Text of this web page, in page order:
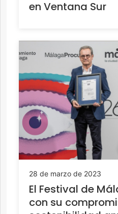
en Ventana Sur
28 de marzo de 2023
El Festival de
con su